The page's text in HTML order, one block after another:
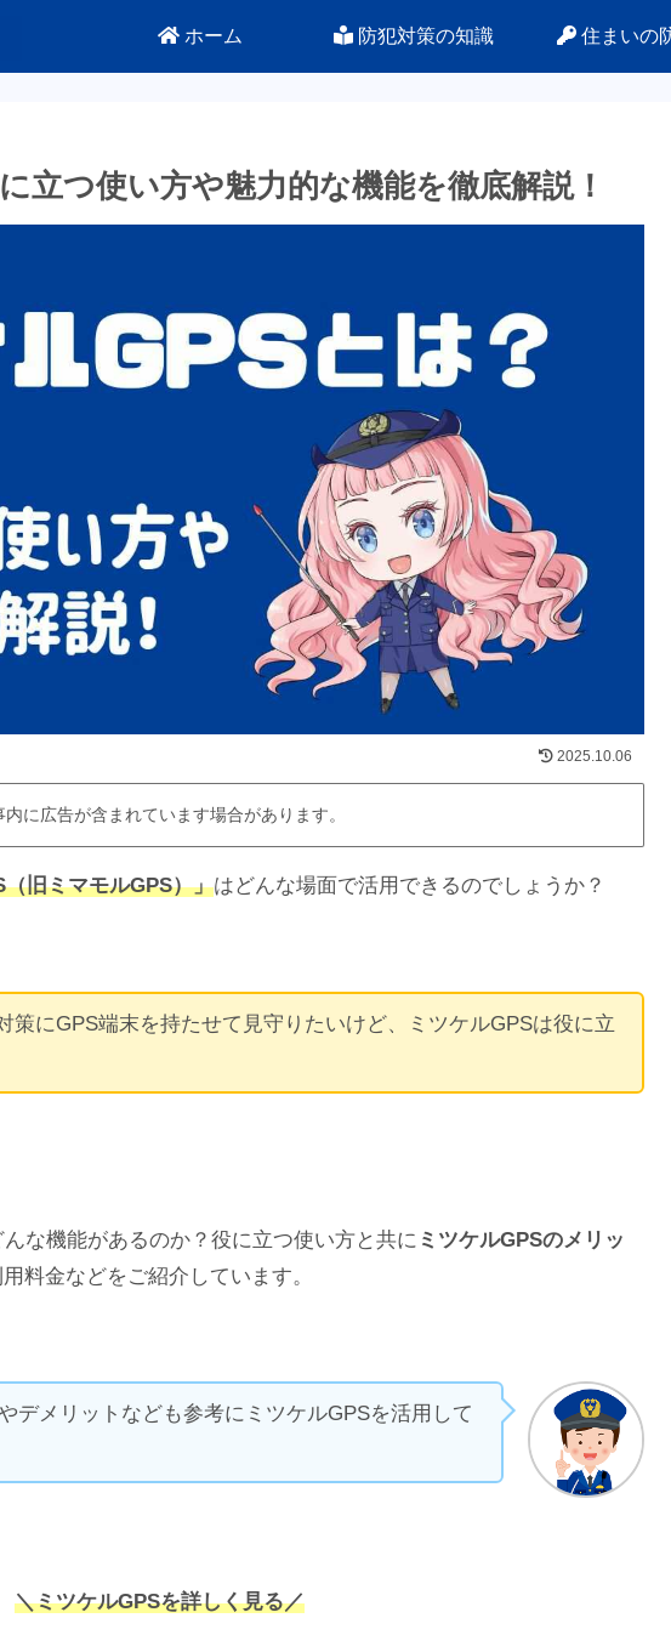
ホーム 防犯対策の知識 住まいの
立つ使い方や魅力的な機能を徹底解説！
2025.10.06
内に広告が含まれています場合があります。
旧ミマモルGPS）」はどんな場面で活用できるのでしょうか？
策にGPS端末を持たせて見守りたいけど、ミツケルGPSは役に立
な機能があるのか？役に立つ使い方と共に ミツケルGPSのメリッ
料金などをご紹介しています。
デメリットなども参考にミツケルGPSを活用して
＼ミツケルGPSを詳しく見る／